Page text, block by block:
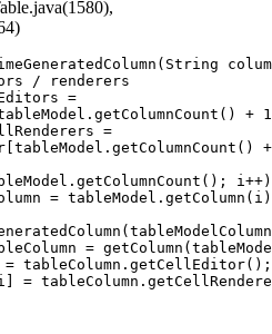
/ renderers
=
+
=
=
=
tableColumn.getCellEditor();
=